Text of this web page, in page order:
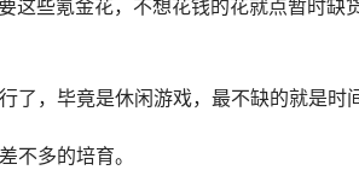
这些氪金花，不想花钱的花就点暂时缺
了，毕竟是休闲游戏，最不缺的就是时
不多的培育。